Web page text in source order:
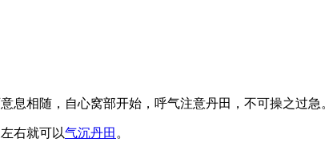
息相随，自心窝部开始，呼气注意丹田，不可操之过急
右就可以气沉丹田 。